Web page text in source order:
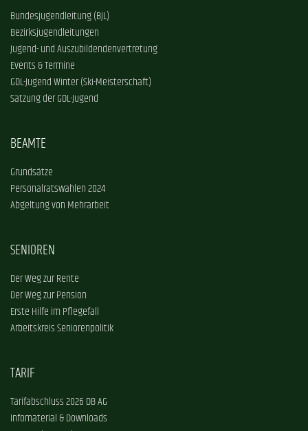
Bundesjugendleitung (BJL)
Bezirksjugendleitungen
Jugend- und Auszubildendenvertretung
Events & Termine
GDL-Jugend Winter (Ski-Meisterschaft)
Satzung der GDL-Jugend
BEAMTE
Grundsätze
Personalratswahlen 2024
Abgeltung von Mehrarbeit
SENIOREN
Der Weg zur Rente
Der Weg zur Pension
Erste Hilfe im Pflegefall
Arbeitskreis Seniorenpolitik
TARIF
Tarifabschluss 2026 DB AG
Infomaterial & Downloads